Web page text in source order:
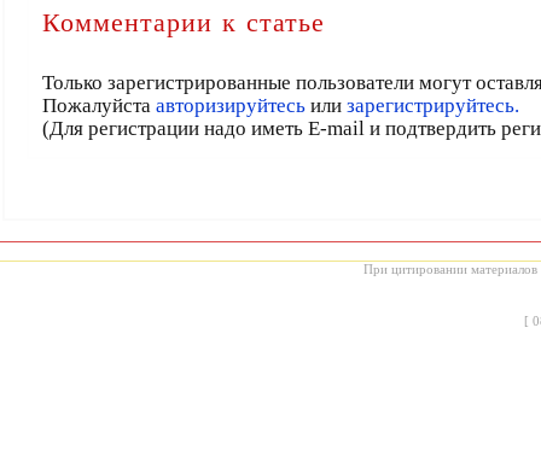
Комментарии к статье
Только зарегистрированные пользователи могут
Пожалуйста авторизируйтесьили зарегистрируйтесь.
(Для регистрации надо иметь E-mail и подтвердить
При цитировании материалов
[